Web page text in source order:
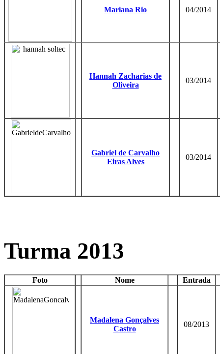
Mariana Rio 04/2014
Hannah Zacharias de
Oliveira
03/2014
Gabriel de Carvalho
Eiras Alves
03/2014
Turma 2013
Foto Nome Entrada
Madalena Gonçalves
Castro
08/2013